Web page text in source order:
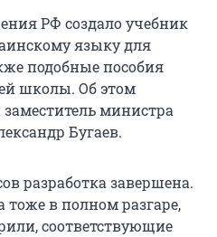
РФ создало учебник
языку для
подобные пособия
школы. Об этом
министра
Бугаев.
разработка завершена.
тоже в полном разгаре,
соответствующие